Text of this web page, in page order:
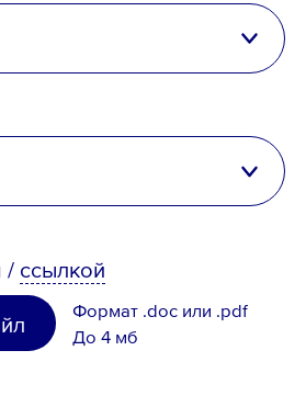
/ ссылкой
Формат .doc или .pdf
До 4 мб